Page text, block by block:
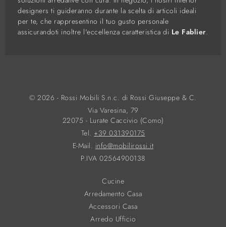
designers ti guideranno durante la scelta di articoli ideali
per te, che rappresentino il tuo gusto personale
assicurandoti inoltre l'eccellenza caratteristica di Le Fablier.
© 2026 - Rossi Mobili S.n.c. di Rossi Giuseppe & C.
Via Varesina, 79
22075 - Lurate Caccivio (Como)
Tel. +39 031390175
E-Mail. info@mobilirossi.it
P.IVA 02564900138
Cucine
Arredamento Casa
Accessori Casa
Arredo Ufficio